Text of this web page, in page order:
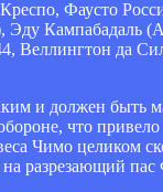
Фаусто
Кампабадаль
Веллингтон да
и должен быть
что
Чимо целиком
разрезающий